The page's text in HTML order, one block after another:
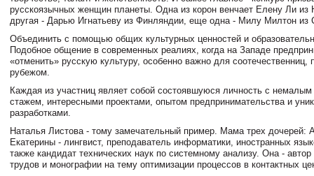
русскоязычных женщин планеты. Одна из корон венчает Елену Ли
другая - Дарью Игнатьеву из Финляндии, еще одна - Милу Милтон
Объединить с помощью общих культурных ценностей и
Подобное общение в современных реалиях, когда на Западе
«отменить» русскую культуру, особенно важно для
рубежом.
Каждая из участниц являет собой состоявшуюся личность с
стажем, интересными проектами, опытом предпринимательства и
разработками.
Наталья Листова - тому замечательный пример. Мама трех дочерей:
Екатерины - лингвист, преподаватель информатики, иностранных
также кандидат технических наук по системному анализу. Она -
трудов и монографии на тему оптимизации процессов в контактных